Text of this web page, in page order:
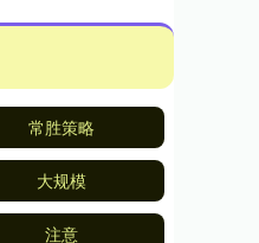
常胜策略
大规模
注意